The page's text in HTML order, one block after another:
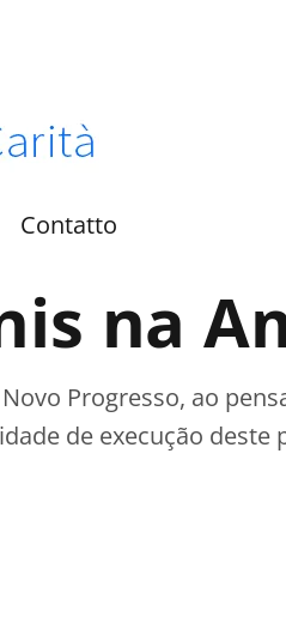
Contatto
na
Progresso, ao
de execução deste